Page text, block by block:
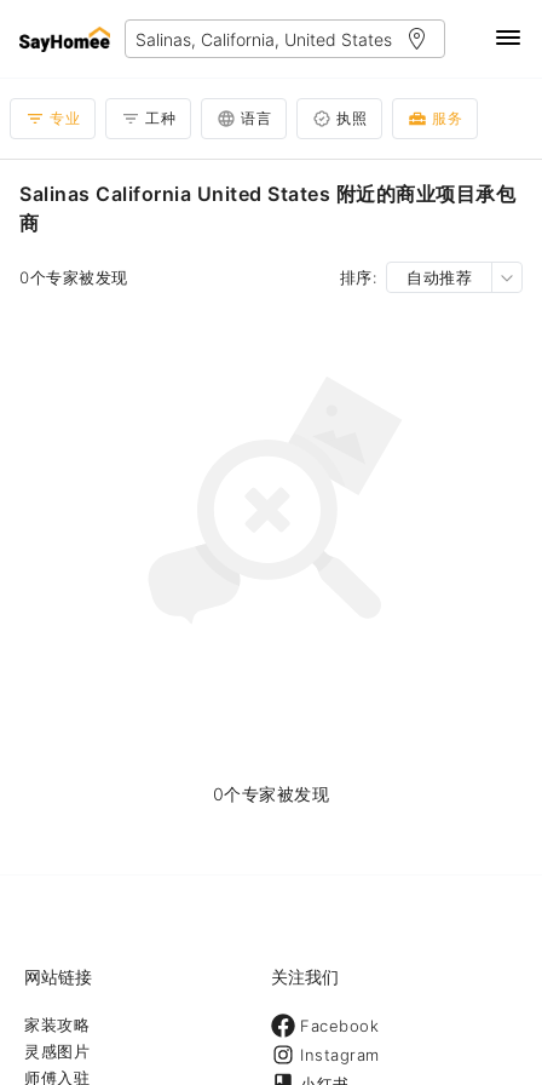
专业 工种 语言 执照 服务
Salinas California United States 附近的商业项目承包
商
0个专家被发现 排序: 自动推荐
0个专家被发现
网站链接
家装攻略
灵感图片
师傅入驻
关注我们
Facebook
Instagram